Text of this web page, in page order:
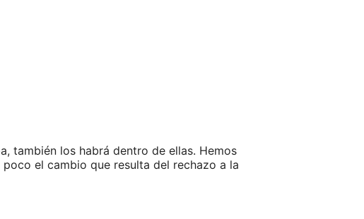
también los habrá dentro de ellas. Hemos
el cambio que resulta del rechazo a la